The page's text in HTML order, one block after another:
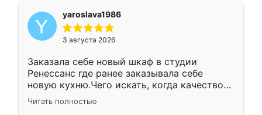
yaroslava1986
3 августа 2026
Заказала себе новый шкаф в студии
Ренессанс где ранее заказывала себе
новую кухню.Чего искать, когда качеством
вполне довольна. Служит кухня уже почти
два года, нареканий нет.
Читать полностью